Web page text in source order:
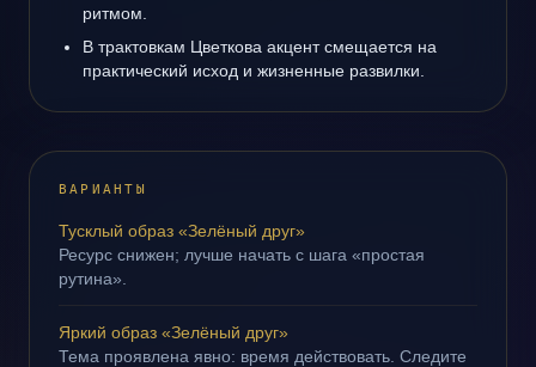
ритмом.
В трактовкам Цветкова акцент смещается на
практический исход и жизненные развилки.
ВАРИАНТЫ
Тусклый образ «Зелёный друг»
Ресурс снижен; лучше начать с шага «простая
рутина».
Яркий образ «Зелёный друг»
Тема проявлена явно: время действовать. Следите